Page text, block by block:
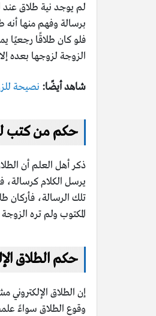
لم يوجد نية طلاق عند
برسالة وفهم منها أنه
فلو كان طلاقًا رجعيًا
الزوجة لزوجها بعده
شاهد أيضًا: نصيحة
حكم من كتب
ذكر أهل العلم أن
يرسل الكلام
تلك الرسالة، فأركان
المكتوب ولم تره
حكم الطلاق
إن الطلاق
وقوع الطلاق سواءً